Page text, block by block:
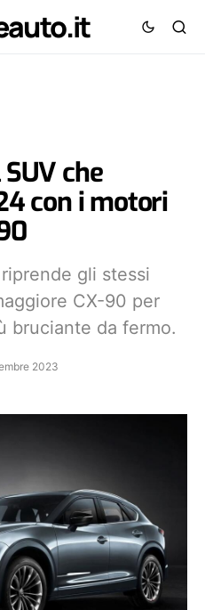
che
con i motori
gli stessi
CX-90 per
bruciante da fermo.
2023